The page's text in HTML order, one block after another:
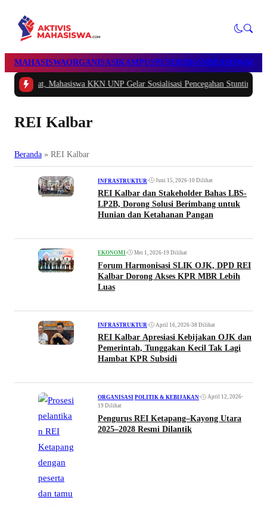
MAHASISWAORGANISASIKAMPUSPENDIDIKANBEASISWA
Mahasiswa KKN UNP Gelar Sosialisasi Pencegahan Stunting di Nagari
REI Kalbar
Beranda » REI Kalbar
INFRASTRUKTUR • Juni 15, 2026•10 Dilihat
REI Kalbar dan Stakeholder Bahas LBS-
LP2B, Dorong Solusi Berimbang untuk
Hunian dan Ketahanan Pangan
EKONOMI • Mei 1, 2026•19 Dilihat
Forum Harmonisasi SLIK OJK, DPD REI
Kalbar Dorong Akses KPR MBR Lebih
Luas
INFRASTRUKTUR• April 16, 2026•38 Dilihat
REI Kalbar Apresiasi Kebijakan OJK dan
Pemerintah, Tunggakan Kecil Tak Lagi
Hambat KPR Subsidi
ORGANISASI POLITIK & KEBIJAKAN• April 12, 2026•
19 Dilihat
Pengurus REI Ketapang–Kayong Utara
2025–2028 Resmi Dilantik